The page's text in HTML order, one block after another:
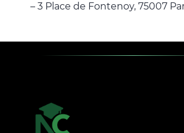
– 3 Place de Fontenoy, 75007